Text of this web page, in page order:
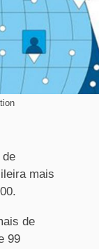
mais
de
99